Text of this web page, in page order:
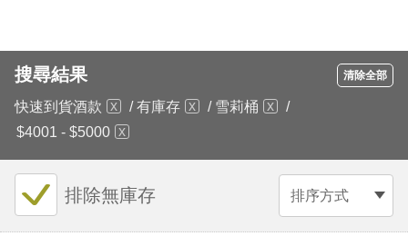
搜尋結果 清除全部
快速到貨酒款 / 有庫存 / 雪莉桶
/
$4001 - $5000
排序方式
排除無庫存